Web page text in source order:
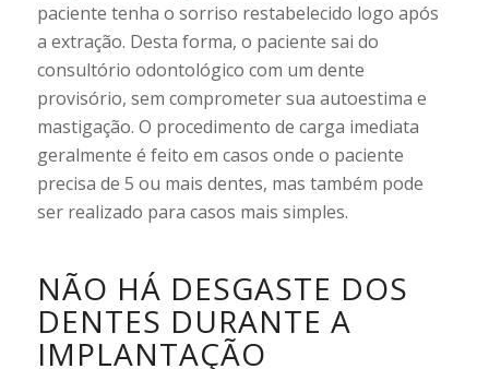
paciente tenha o sorriso restabelecido logo após
a extração. Desta forma, o paciente sai do
consultório odontológico com um dente
provisório, sem comprometer sua autoestima e
mastigação. O procedimento de carga imediata
geralmente é feito em casos onde o paciente
precisa de 5 ou mais dentes, mas também pode
ser realizado para casos mais simples.
NÃO HÁ DESGASTE DOS
DENTES DURANTE A
IMPLANTAÇÃO